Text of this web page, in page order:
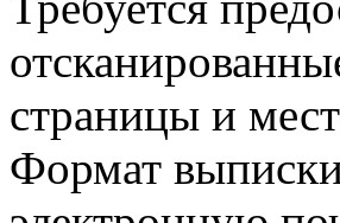
страницы и
Формат